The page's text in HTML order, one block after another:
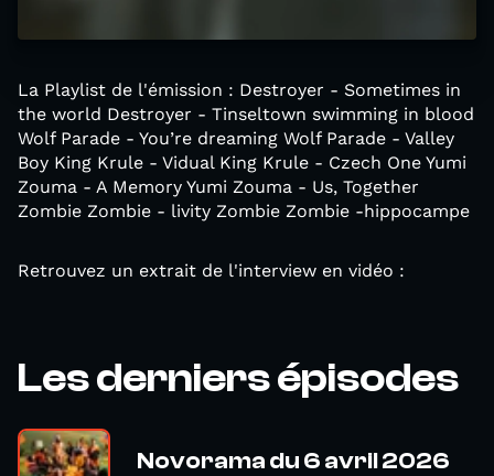
La Playlist de l'émission : Destroyer - Sometimes in
the world Destroyer - Tinseltown swimming in blood
Wolf Parade - You’re dreaming Wolf Parade - Valley
Boy King Krule - Vidual King Krule - Czech One Yumi
Zouma - A Memory Yumi Zouma - Us, Together
Zombie Zombie - livity Zombie Zombie -hippocampe
Retrouvez un extrait de l'interview en vidéo :
Les derniers épisodes
Novorama du 6 avril 2026